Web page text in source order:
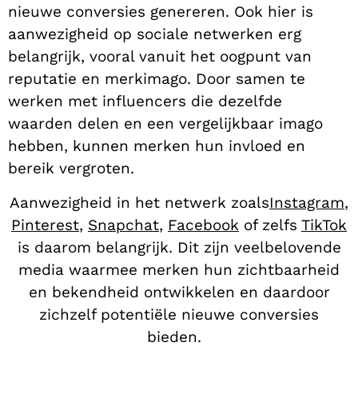
nieuwe conversies genereren. Ook hier is
aanwezigheid op sociale netwerken erg
belangrijk, vooral vanuit het oogpunt van
reputatie en merkimago. Door samen te
werken met influencers die dezelfde
waarden delen en een vergelijkbaar imago
hebben, kunnen merken hun invloed en
bereik vergroten.
Aanwezigheid in het netwerk zoalsInstagram,
Pinterest, Snapchat, Facebook of zelfs TikTok
is daarom belangrijk. Dit zijn veelbelovende
media waarmee merken hun zichtbaarheid
en bekendheid ontwikkelen en daardoor
zichzelf potentiële nieuwe conversies
bieden.